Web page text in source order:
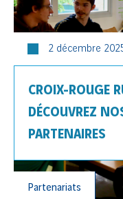
2 décembre
CROIX-ROUGE
DÉCOUVREZ
PARTENAIRES
Partenariats